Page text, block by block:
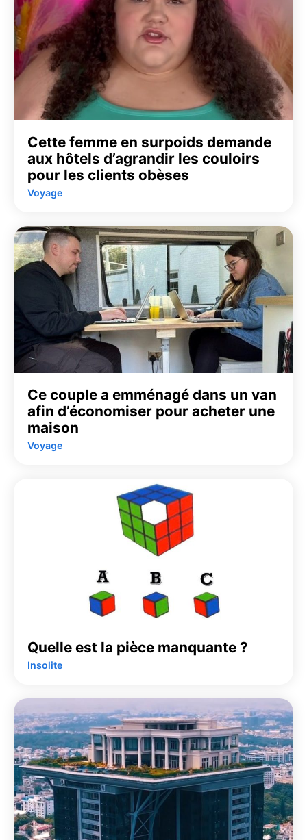
Cette femme en surpoids demande
aux hôtels d’agrandir les couloirs
pour les clients obèses
Voyage
Ce couple a emménagé dans un van
afin d’économiser pour acheter une
maison
Voyage
Quelle est la pièce manquante ?
Insolite